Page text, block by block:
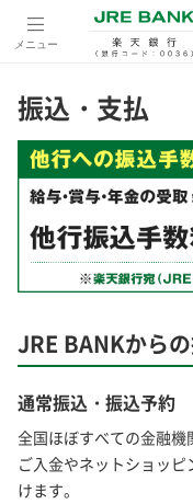
メニュー
振込・支払
JRE BANKから
通常振込・振込予約
全国ほぼすべての金融
ご入金やネットショッ
けます。